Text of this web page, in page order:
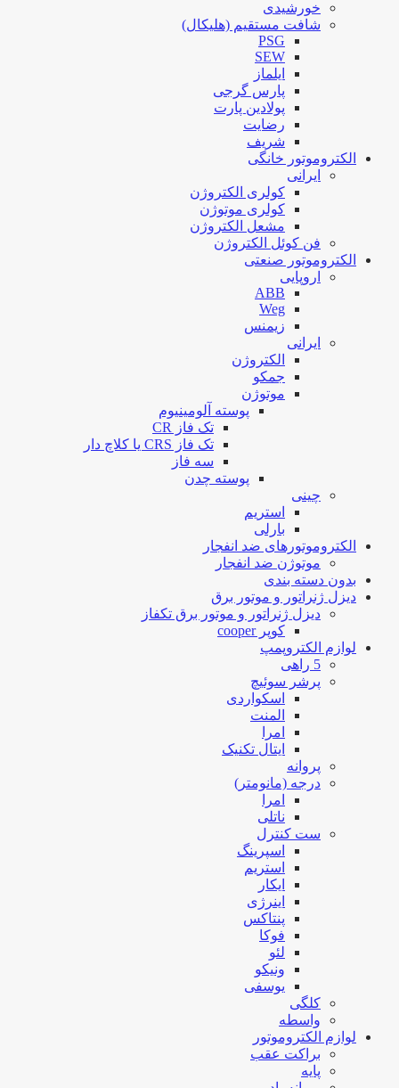
خورشیدی
شافت مستقیم (هلیکال)
PSG
SEW
ایلماز
پارس گرجی
پولادین پارت
رضایت
شریف
الکتروموتور خانگی
ایرانی
کولری الکتروژن
کولری موتوژن
مشعل الکتروژن
فن کوئل الکتروژن
الکتروموتور صنعتی
اروپایی
ABB
Weg
زیمنس
ایرانی
الکتروژن
جمکو
موتوژن
پوسته آلومینیوم
تک فاز CR
تک فاز CRS یا کلاچ دار
سه فاز
پوسته چدن
چینی
استریم
بارلی
الکتروموتورهای ضد انفجار
موتوژن ضد انفجار
بدون دسته بندی
دیزل ژنراتور و موتور برق
دیزل ژنراتور و موتور برق تکفاز
کوپر cooper
لوازم الکتروپمپ
5 راهی
پرشر سوئیچ
اسکواردی
المنت
امرا
ایتال تکنیک
پروانه
درجه (مانومتر)
امرا
ناتلی
ست کنترل
اسپرینگ
استریم
ایکار
اینرژی
پنتاکس
فوکا
لئو
ونیکو
یوسفی
کلگی
واسطه
لوازم الکتروموتور
براکت عقب
پایه